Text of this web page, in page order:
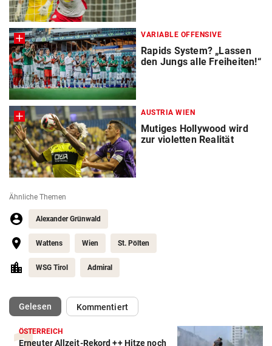
VARIABLE OFFENSIVE
Rapids System? „Lassen
den Jungs alle Freiheiten!“
AUSTRIA WIEN
Mutiges Hollywood wird
zur violetten Realität
Ähnliche Themen
Alexander Grünwald
Wattens Wien St. Pölten
WSG Tirol Admiral
Gelesen(ausgewählt)Kommentiert
ÖSTERREICH
Erneuter Allzeit-Rekord ++ Hitze noch